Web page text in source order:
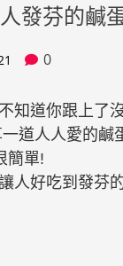
發芬的鹹
0
知道你跟上了
道人人愛的鹹
簡單!
人好吃到發芬